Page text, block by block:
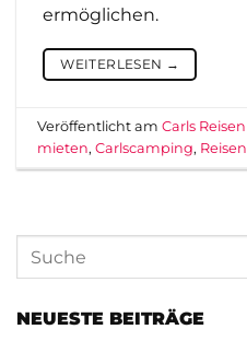
ermöglichen.
WEITERLESEN →
Veröffentlicht amCarls Reisen
mieten,Carlscamping, Reisen
NEUESTE BEITRÄGE